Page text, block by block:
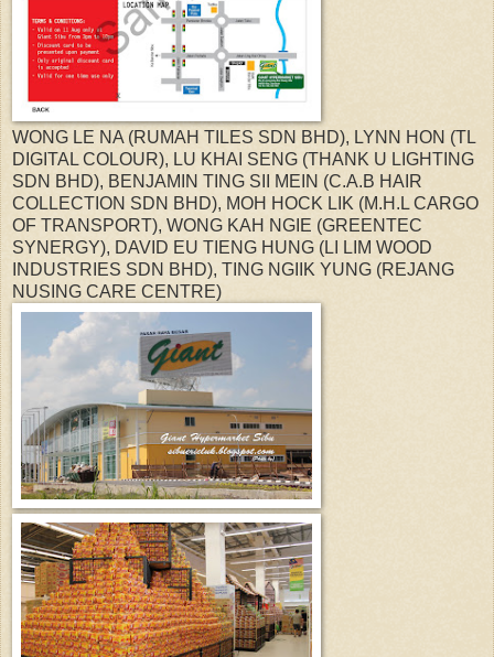
WONG LE NA (RUMAH TILES SDN BHD), LYNN HON (TL
DIGITAL COLOUR), LU KHAI SENG (THANK U LIGHTING
SDN BHD), BENJAMIN TING SII MEIN (C.A.B HAIR
COLLECTION SDN BHD), MOH HOCK LIK (M.H.L CARGO
OF TRANSPORT), WONG KAH NGIE (GREENTEC
SYNERGY), DAVID EU TIENG HUNG (LI LIM WOOD
INDUSTRIES SDN BHD), TING NGIIK YUNG (REJANG
NUSING CARE CENTRE)